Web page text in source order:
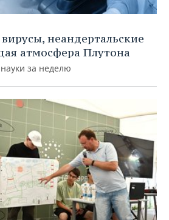
неандертальские
атмосфера Плутона
за неделю